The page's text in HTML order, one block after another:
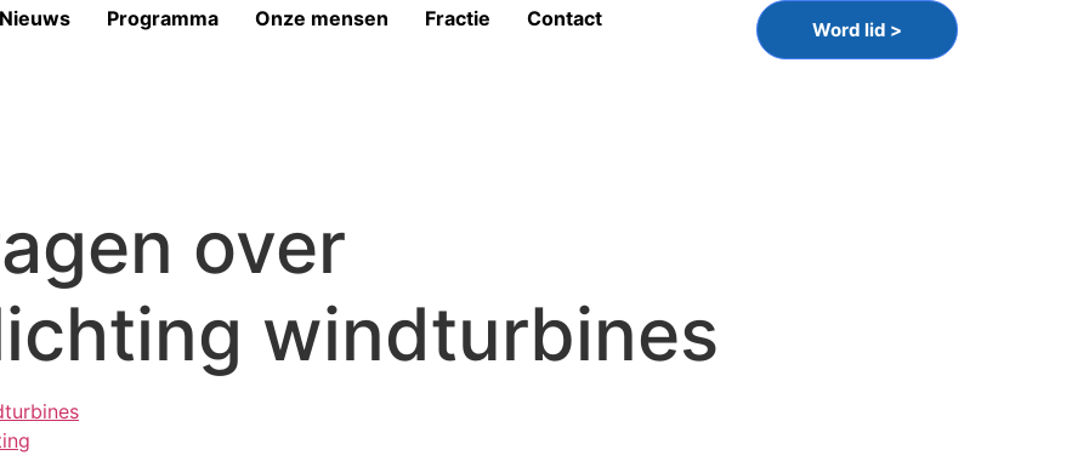
Nieuws Programma Onze mensen Fractie Contact Word lid >
over
windturbines